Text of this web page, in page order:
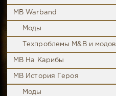
MB Warband
Моды
Техпроблемы M&B и модов
MB На Карибы
MB История Героя
Моды